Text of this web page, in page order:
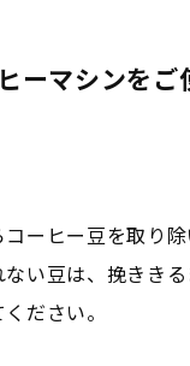
ーマシンをご
ーヒー豆を取り除
い豆は、挽きき
ださい。